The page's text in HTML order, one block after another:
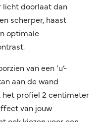
licht doorlaat dan
scherper, haast
optimale
van een ‘u’-
aan de wand
profiel 2 centimeter
van jouw